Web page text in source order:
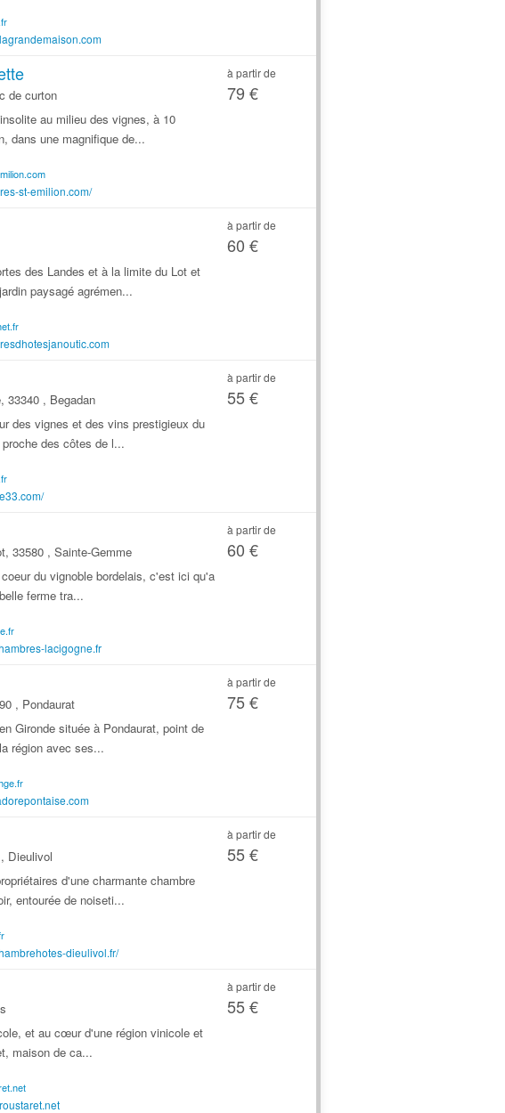
à partir de
79 €
de curton
au milieu des vignes, à 10
dans une magnifique de...
st-emilion.com/
à partir de
60 €
des Landes et à la limite du Lot et
paysagé agrémen...
à partir de
55 €
33340 , Begadan
des vignes et des vins prestigieux du
des côtes de l...
à partir de
60 €
33580 , Sainte-Gemme
du vignoble bordelais, c'est ici qu'a
ferme tra...
lacigogne.fr
à partir de
75 €
, Pondaurat
Gironde située à Pondaurat, point de
région avec ses...
à partir de
55 €
Dieulivol
d'une charmante chambre
entourée de noiseti...
dieulivol.fr/
à partir de
55 €
et au cœur d'une région vinicole et
maison de ca...